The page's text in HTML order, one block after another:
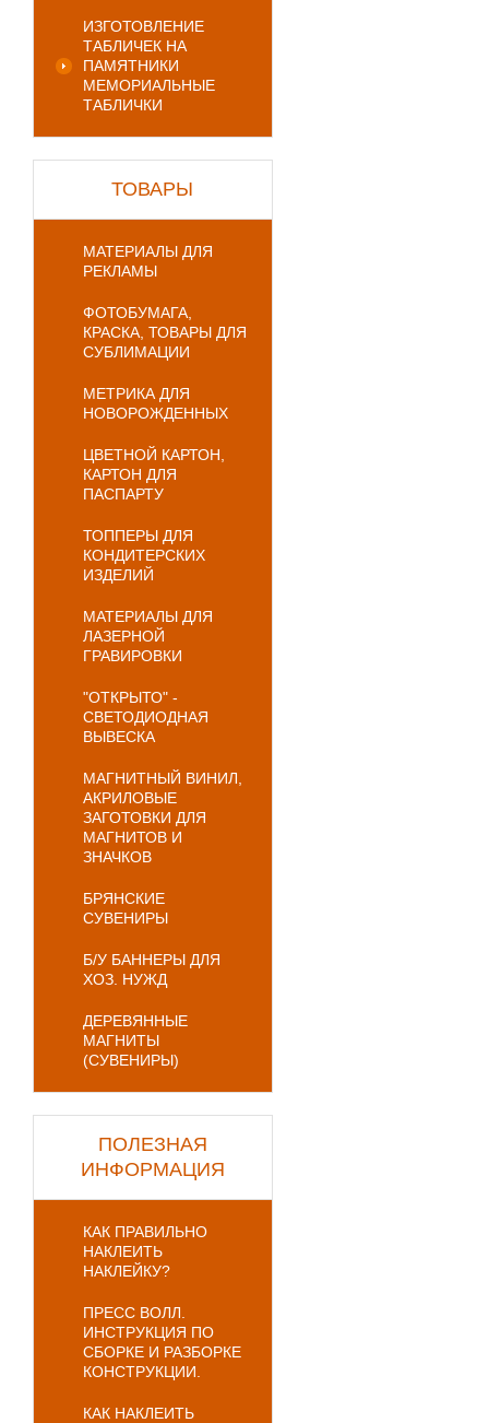
ИЗГОТОВЛЕНИЕ
ТАБЛИЧЕК НА
ПАМЯТНИКИ
МЕМОРИАЛЬНЫЕ
ТАБЛИЧКИ
ТОВАРЫ
МАТЕРИАЛЫ ДЛЯ
РЕКЛАМЫ
ФОТОБУМАГА,
КРАСКА, ТОВАРЫ ДЛЯ
СУБЛИМАЦИИ
МЕТРИКА ДЛЯ
НОВОРОЖДЕННЫХ
ЦВЕТНОЙ КАРТОН,
КАРТОН ДЛЯ
ПАСПАРТУ
ТОППЕРЫ ДЛЯ
КОНДИТЕРСКИХ
ИЗДЕЛИЙ
МАТЕРИАЛЫ ДЛЯ
ЛАЗЕРНОЙ
ГРАВИРОВКИ
"ОТКРЫТО" -
СВЕТОДИОДНАЯ
ВЫВЕСКА
МАГНИТНЫЙ ВИНИЛ,
АКРИЛОВЫЕ
ЗАГОТОВКИ ДЛЯ
МАГНИТОВ И
ЗНАЧКОВ
БРЯНСКИЕ
СУВЕНИРЫ
Б/У БАННЕРЫ ДЛЯ
ХОЗ. НУЖД
ДЕРЕВЯННЫЕ
МАГНИТЫ
(СУВЕНИРЫ)
ПОЛЕЗНАЯ
ИНФОРМАЦИЯ
КАК ПРАВИЛЬНО
НАКЛЕИТЬ
НАКЛЕЙКУ?
ПРЕСС ВОЛЛ.
ИНСТРУКЦИЯ ПО
СБОРКЕ И РАЗБОРКЕ
КОНСТРУКЦИИ.
КАК НАКЛЕИТЬ